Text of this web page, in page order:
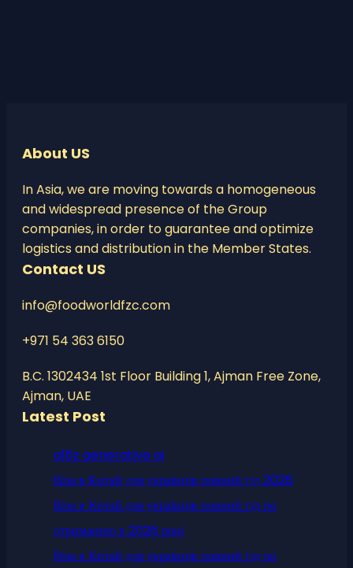
About US
In Asia, we are moving towards a homogeneous
and widespread presence of the Group
companies, in order to guarantee and optimize
logistics and distribution in the Member States.
Contact US
info@foodworldfzc.com
+971 54 363 6150
B.C. 1302434 1st Floor Building 1, Ajman Free Zone,
Ajman, UAE
Latest Post
a16z generative ai
Віза в Китай для українців повний гід 2026
Віза в Китай для українців повний гід по
отриманню в 2026 році
Віза в Китай для українців повний гід по